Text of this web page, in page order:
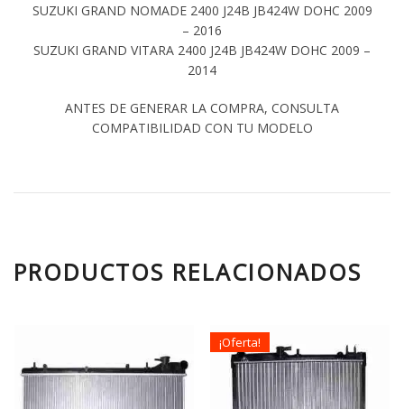
SUZUKI GRAND NOMADE 2400 J24B JB424W DOHC 2009
– 2016
SUZUKI GRAND VITARA 2400 J24B JB424W DOHC 2009 –
2014
ANTES DE GENERAR LA COMPRA, CONSULTA
COMPATIBILIDAD CON TU MODELO
PRODUCTOS RELACIONADOS
¡Oferta!